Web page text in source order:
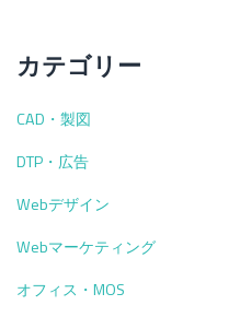
カテゴリー
CAD・製図
DTP・広告
Webデザイン
Webマーケティング
オフィス・MOS